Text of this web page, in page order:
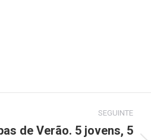
SEGUINTE
de Verão. 5 jovens, 5